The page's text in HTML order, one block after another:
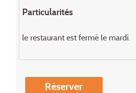
Particularités
le restaurant est fermé le mardi.
Réserver